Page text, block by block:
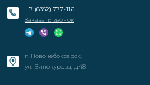
+ 7 (8352) 777-116
Заказать звонок
г. Новочебоксарск,
ул. Винокурова, д.48